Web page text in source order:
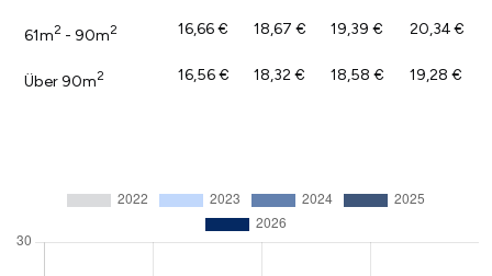
61m2 - 90m2 16,66 € 18,67 € 19,39 € 20,34 €
Über 90m2 16,56 € 18,32 € 18,58 € 19,28 €